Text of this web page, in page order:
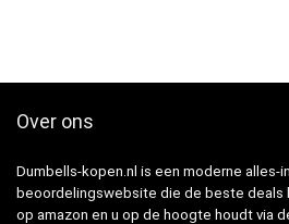
Over ons
Dumbells-kopen.nl is een moderne alles-
beoordelingswebsite die de beste deals
op amazon en u op de hoogte houdt via